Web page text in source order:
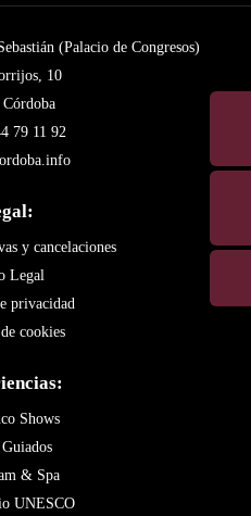
(Palacio de Congresos)
10
79 11 92
y cancelaciones
Legal
privacidad
cookies
Shows
& Spa
UNESCO